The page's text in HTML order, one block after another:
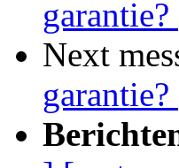
Next